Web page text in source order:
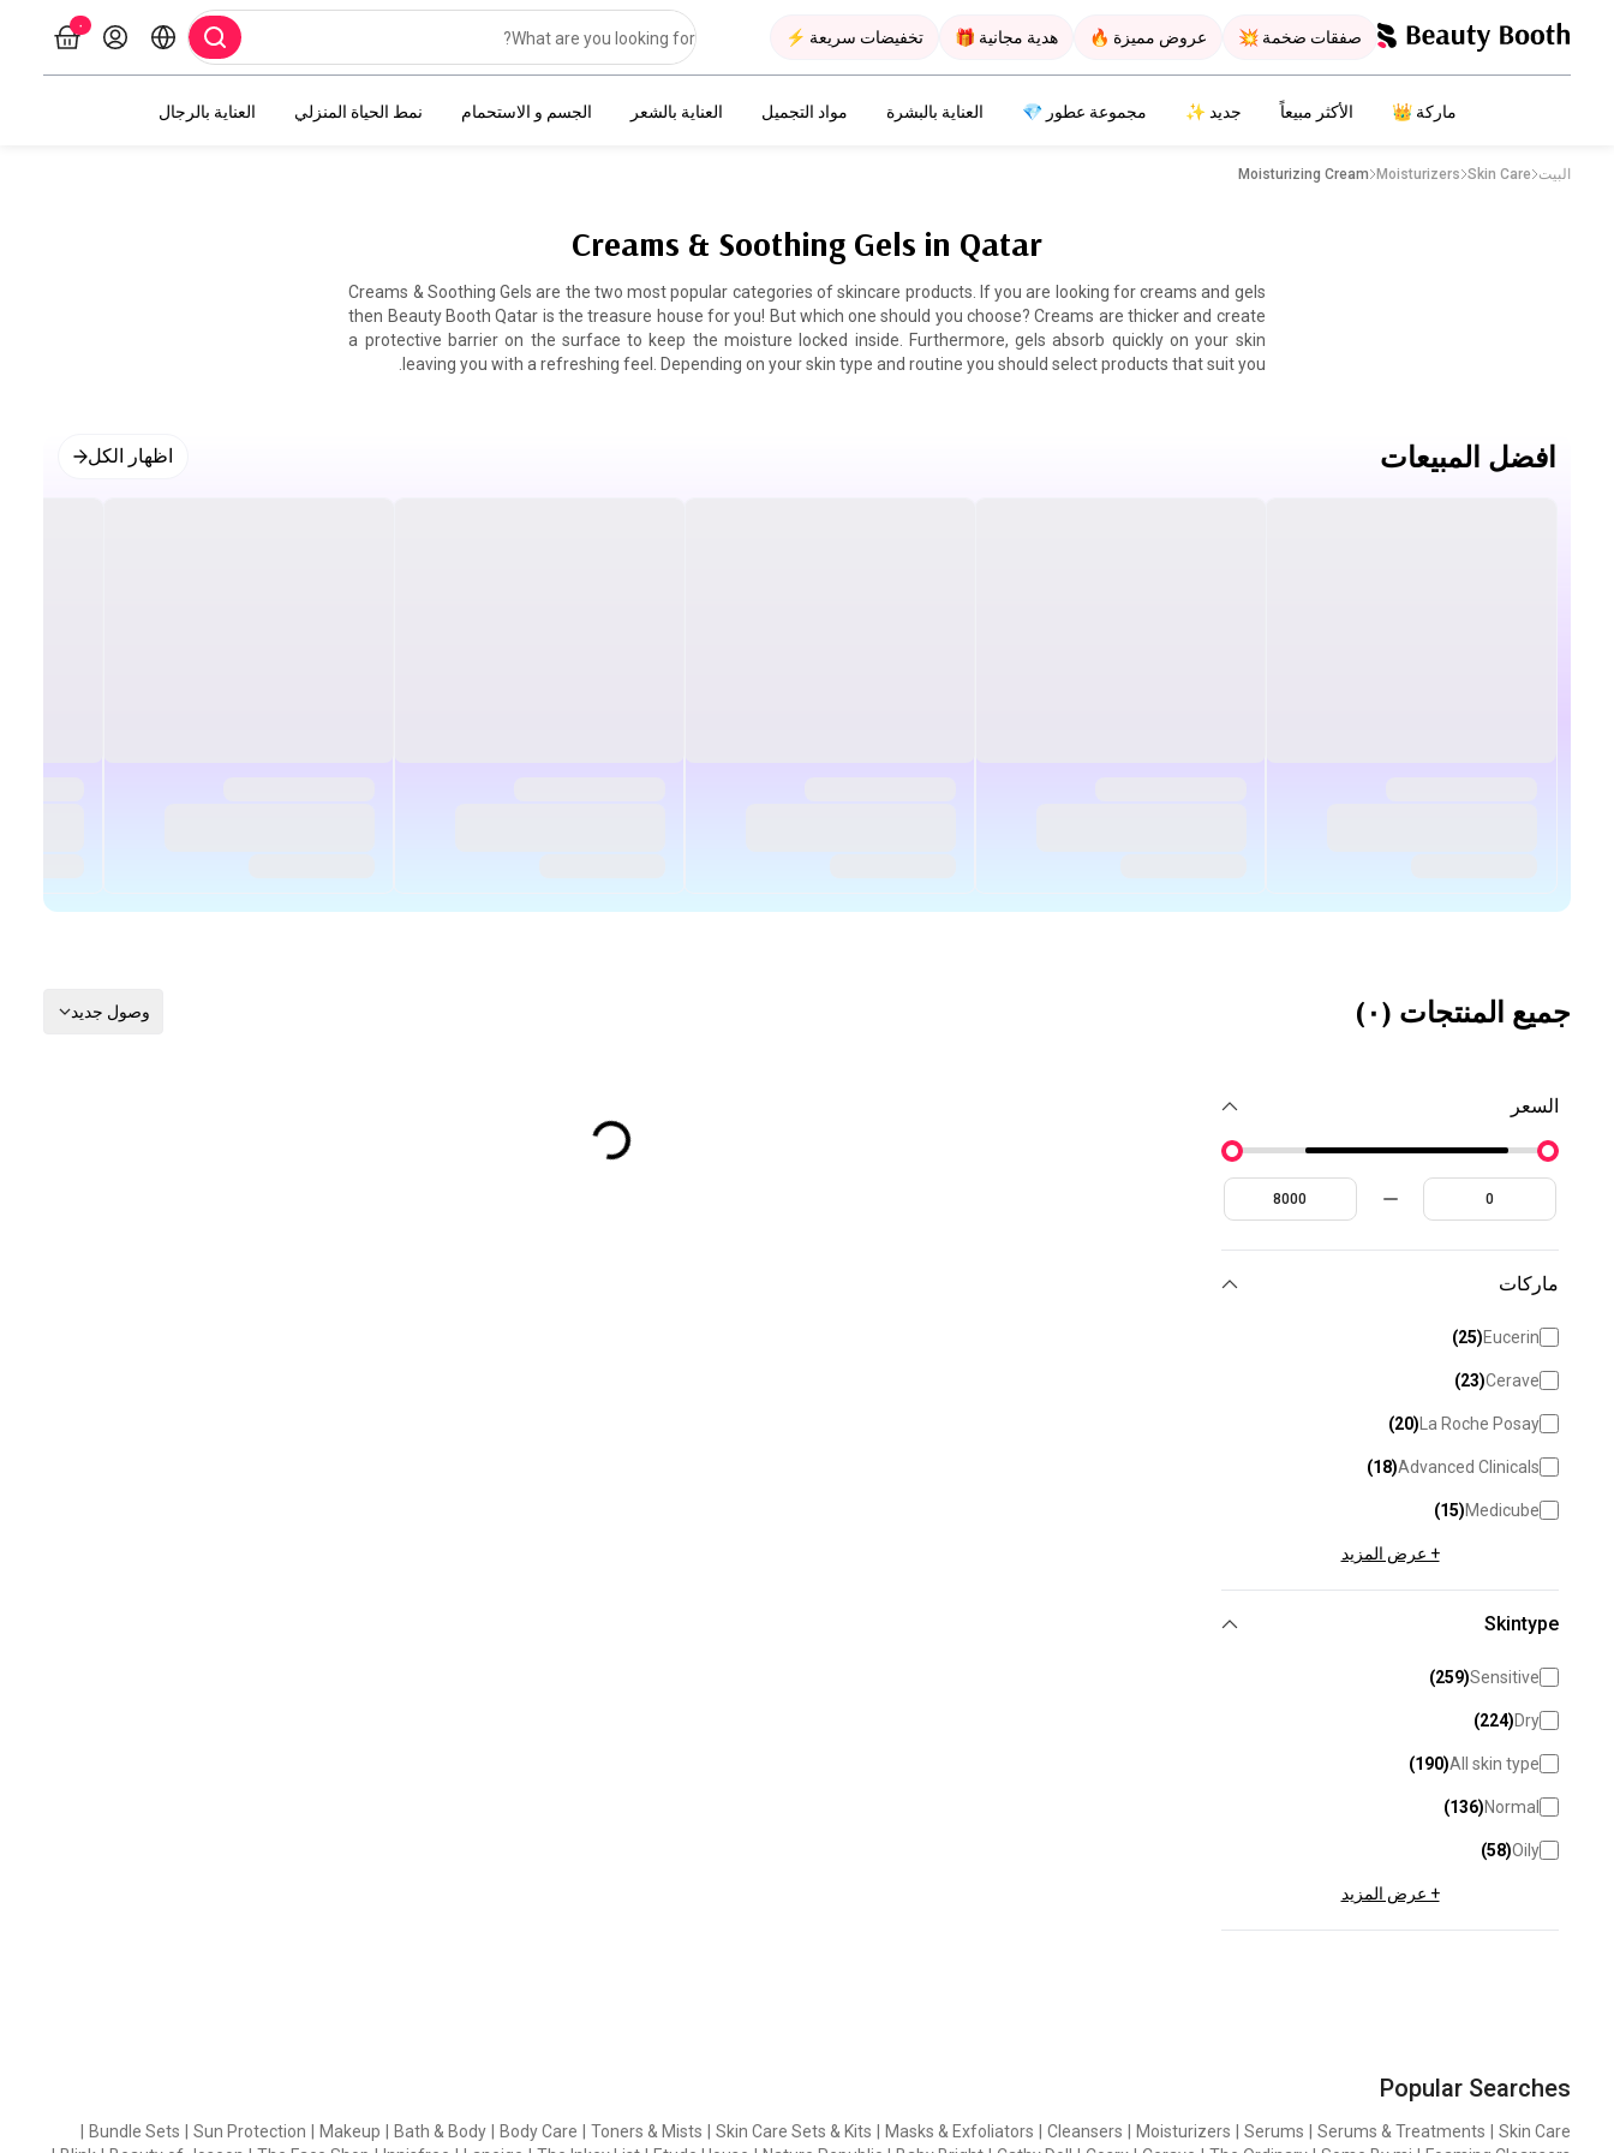
صفقات ضخمة 💥 عروض مميزة 🔥 هدية مجانية 🎁 تخفيضات سريعة ⚡
۰
ماركة 👑 الأكثر مبيعاً جديد ✨ مجموعة عطور 💎 العناية بالبشرة مواد التجميل العناية بالشعر الجسم و الاستحمام نمط الحياة المنزلي العناية بالرجال
البيت Skin Care
Moisturizers
Moisturizing Cream
Creams & Soothing Gels in Qatar
Creams & Soothing Gels are the two most popular categories of skincare products. If you are looking for creams and gels
then Beauty Booth Qatar is the treasure house for you! But which one should you choose? Creams are thicker and create
a protective barrier on the surface to keep the moisture locked inside. Furthermore, gels absorb quickly on your skin
leaving you with a refreshing feel. Depending on your skin type and routine you should select products that suit you.
افضل المبيعات اظهار الكل
جميع المنتجات (۰ ) وصول جديد
السعر
ماركات
Eucerin
(
25
)
Cerave
(
23
)
La Roche Posay
(
20
)
Advanced Clinicals
(
18
)
Medicube
(
15
)
+ عرض المزيد
Skintype
Sensitive
(
259
)
Dry
(
224
)
All skin type
(
190
)
Normal
(
136
)
Oily
(
58
)
+ عرض المزيد
Popular Searches
Skin Care
Serums & Treatments
Serums
Moisturizers
Cleansers
Masks & Exfoliators
Skin Care Sets & Kits
Toners & Mists
Body Care
Bath & Body
Makeup
Sun Protection
Bundle Sets